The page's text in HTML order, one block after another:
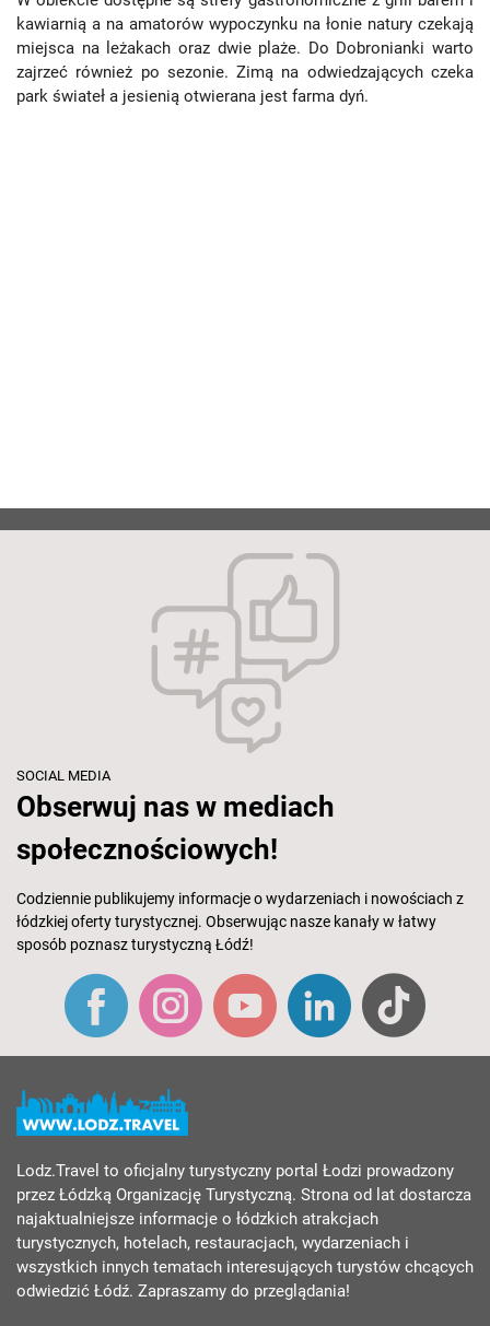
kawiarnią a na amatorów wypoczynku na łonie natury czekają
miejsca na leżakach oraz dwie plaże. Do Dobronianki warto
zajrzeć również po sezonie. Zimą na odwiedzających czeka
park świateł a jesienią otwierana jest farma dyń.
SOCIAL MEDIA
Obserwuj nas w mediach
społecznościowych!
Codziennie publikujemy informacje o wydarzeniach i nowościach z
łódzkiej oferty turystycznej. Obserwując nasze kanały w łatwy
sposób poznasz turystyczną Łódź!
Lodz.Travel to oficjalny turystyczny portal Łodzi prowadzony
przez Łódzką Organizację Turystyczną. Strona od lat dostarcza
najaktualniejsze informacje o łódzkich atrakcjach
turystycznych, hotelach, restauracjach, wydarzeniach i
wszystkich innych tematach interesujących turystów chcących
odwiedzić Łódź. Zapraszamy do przeglądania!